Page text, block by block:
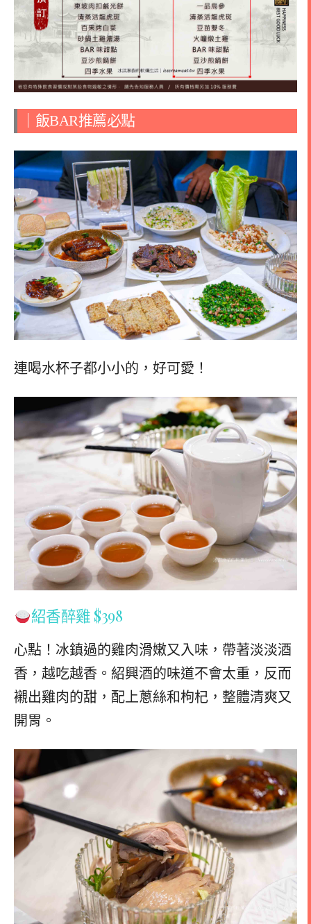
｜飯BAR推薦必點
連喝水杯子都小小的，好可愛！
紹香醉雞 $398
心點！冰鎮過的雞肉滑嫩又入味，帶著淡淡酒
香，越吃越香。紹興酒的味道不會太重，反而
襯出雞肉的甜，配上蔥絲和枸杞，整體清爽又
開胃。